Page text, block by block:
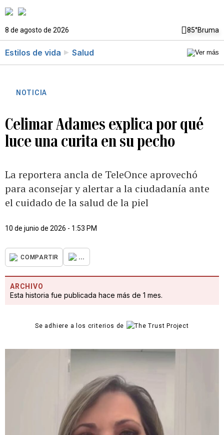
8 de agosto de 2026 85°Bruma
Estilos de vida Salud
NOTICIA
Celimar Adames explica por qué
luce una curita en su pecho
La reportera ancla de TeleOnce aprovechó
para aconsejar y alertar a la ciudadanía ante
el cuidado de la salud de la piel
10 de junio de 2026 - 1:53 PM
COMPARTIR ...
ARCHIVO
Esta historia fue publicada hace más de 1 mes.
Se adhiere a los criterios de